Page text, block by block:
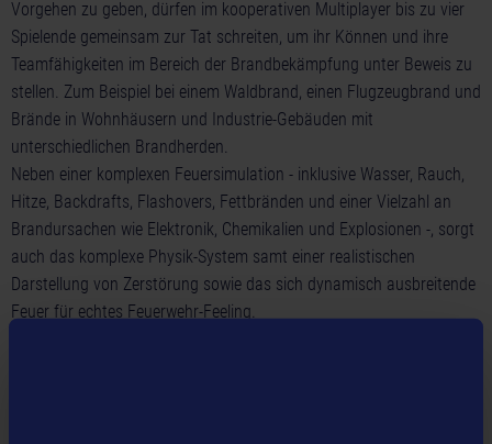
Vorgehen zu geben, dürfen im kooperativen Multiplayer bis zu vier
Spielende gemeinsam zur Tat schreiten, um ihr Können und ihre
Teamfähigkeiten im Bereich der Brandbekämpfung unter Beweis zu
stellen. Zum Beispiel bei einem Waldbrand, einen Flugzeugbrand und
Brände in Wohnhäusern und Industrie-Gebäuden mit
unterschiedlichen Brandherden.
Neben einer komplexen Feuersimulation - inklusive Wasser, Rauch,
Hitze, Backdrafts, Flashovers, Fettbränden und einer Vielzahl an
Brandursachen wie Elektronik, Chemikalien und Explosionen -, sorgt
auch das komplexe Physik-System samt einer realistischen
Darstellung von Zerstörung sowie das sich dynamisch ausbreitende
Feuer für echtes Feuerwehr-Feeling.